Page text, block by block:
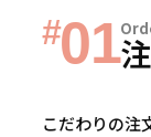
#01
こだわりの注